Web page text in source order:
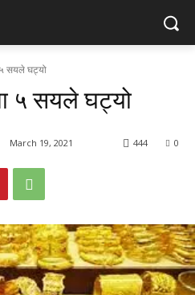
सयले घट्यो
५ सयले घट्यो
March 19, 2021 0
444